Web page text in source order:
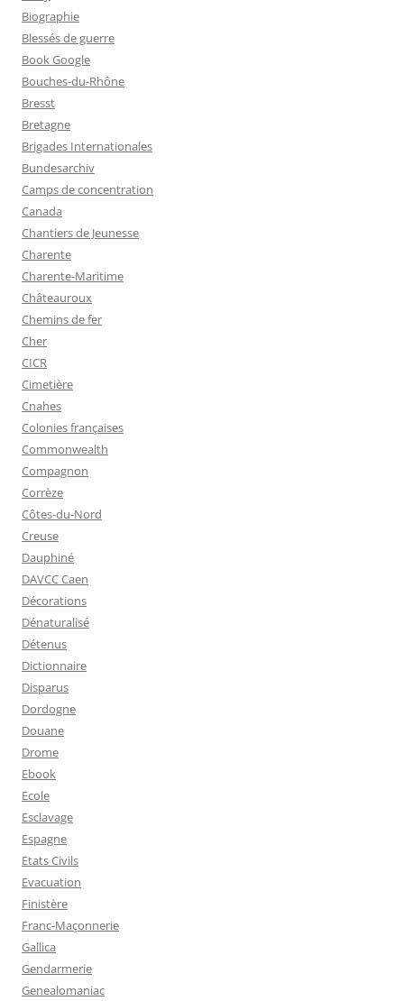
Biographie
Blessés de guerre
Book Google
Bouches-du-Rhône
Bresst
Bretagne
Brigades Internationales
Bundesarchiv
Camps de concentration
Canada
Chantiers de Jeunesse
Charente
Charente-Maritime
Châteauroux
Chemins de fer
Cher
CICR
Cimetière
Cnahes
Colonies françaises
Commonwealth
Compagnon
Corrèze
Côtes-du-Nord
Creuse
Dauphiné
DAVCC Caen
Décorations
Dénaturalisé
Détenus
Dictionnaire
Disparus
Dordogne
Douane
Drome
Ebook
Ecole
Esclavage
Espagne
Etats Civils
Evacuation
Finistère
Franc-Maçonnerie
Gallica
Gendarmerie
Genealomaniac